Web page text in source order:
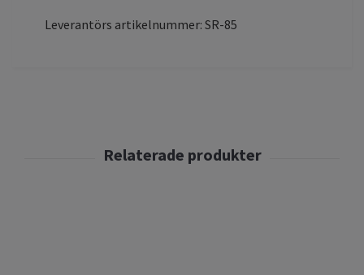
Leverantörs artikelnummer: SR-85